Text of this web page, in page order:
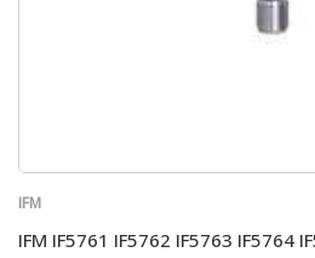
IFM
IFM IF5761 IF5762 IF5763 IF5764